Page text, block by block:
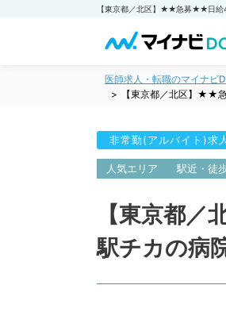
医師求人・転職のマイナビ
【東京都／北区】★★
非常勤(アルバイト)求人
人気エリア 駅近・徒
【東京都
駅チカの病